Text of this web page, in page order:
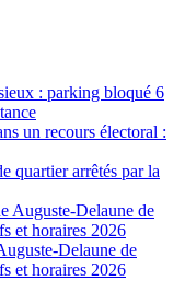
: parking bloqué 6
un recours électoral :
quartier arrêtés par la
Auguste-Delaune de
et horaires 2026
Delaune de
et horaires 2026